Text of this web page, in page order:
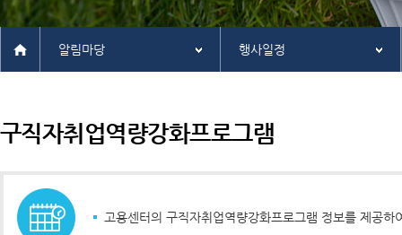
알림마당 행사일정
구직자취업역량강화프로그램
고용센터의 구직자취업역량강화프로그램 정보를 제공